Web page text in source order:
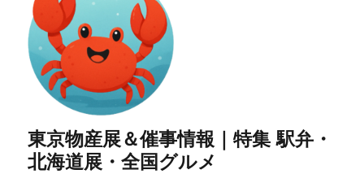
東京物産展＆催事情報｜特集 駅弁・
北海道展・全国グルメ